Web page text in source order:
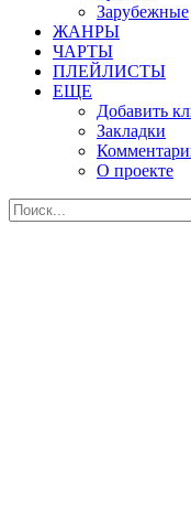
Зарубежные
ЖАНРЫ
ЧАРТЫ
ПЛЕЙЛИСТЫ
ЕЩЕ
Добавить
Закладки
О проекте